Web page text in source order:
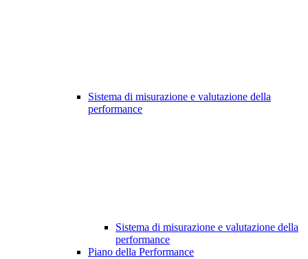
Sistema di misurazione e valutazione della
performance
Sistema di misurazione e valutazione della
performance
Piano della Performance